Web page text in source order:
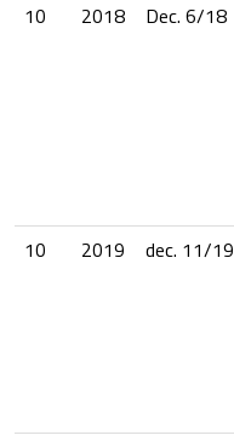
10
2018 Dec. 6/18
10
2019 dec. 11/19